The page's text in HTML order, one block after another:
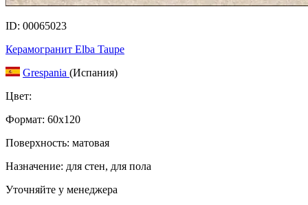
ID: 00065023
Керамогранит Elba Taupe
Grespania (Испания)
Цвет:
Формат: 60x120
Поверхность: матовая
Назначение: для стен, для пола
Уточняйте у менеджера